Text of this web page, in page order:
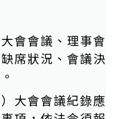
會會議、理事會
席狀況、會議決
大會會議紀錄應